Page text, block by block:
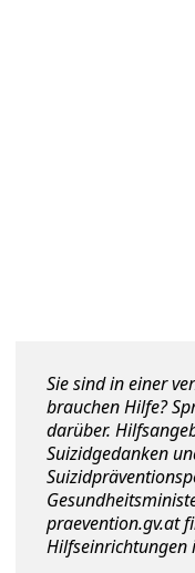
Sie sind in einer
brauchen Hilfe?
darüber.
Suizidgedanken
praevention.gv.at
Hilfseinrichtungen